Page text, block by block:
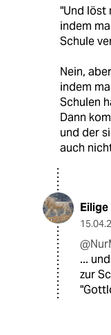
"Und löst
indem
Schule
Nein,
indem
Schulen
Dann
und der
auch
...
zur